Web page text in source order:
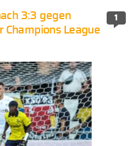
1
3:3 gegen
Champions League